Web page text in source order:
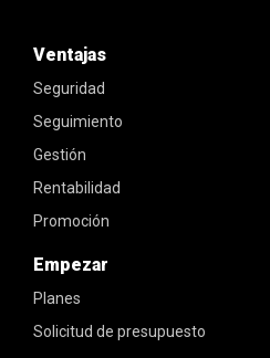
Ventajas
Seguridad
Seguimiento
Gestión
Rentabilidad
Promoción
Empezar
Planes
Solicitud de presupuesto